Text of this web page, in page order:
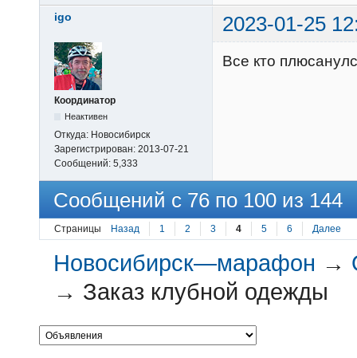
igo 2023-01-25
Координатор
Неактивен
Откуда: Новосибирск
Зарегистрирован: 2013-07-21
Сообщений: 5,333
Все кто
Сообщений с 76 по 100 из 144
Страницы Назад 1 2 3 4 5 6 Далее
Новосибирск—марафон →
→ Заказ клубной одежды